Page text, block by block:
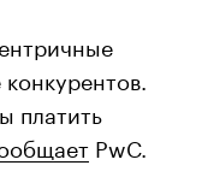
платить
PwC.